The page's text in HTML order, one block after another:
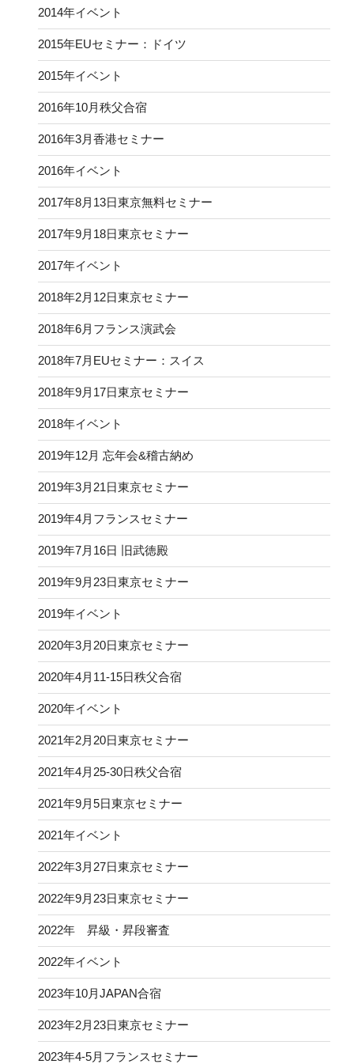
2014年イベント
2015年EUセミナー：ドイツ
2015年イベント
2016年10月秩父合宿
2016年3月香港セミナー
2016年イベント
2017年8月13日東京無料セミナー
2017年9月18日東京セミナー
2017年イベント
2018年2月12日東京セミナー
2018年6月フランス演武会
2018年7月EUセミナー：スイス
2018年9月17日東京セミナー
2018年イベント
2019年12月 忘年会&稽古納め
2019年3月21日東京セミナー
2019年4月フランスセミナー
2019年7月16日 旧武徳殿
2019年9月23日東京セミナー
2019年イベント
2020年3月20日東京セミナー
2020年4月11-15日秩父合宿
2020年イベント
2021年2月20日東京セミナー
2021年4月25-30日秩父合宿
2021年9月5日東京セミナー
2021年イベント
2022年3月27日東京セミナー
2022年9月23日東京セミナー
2022年 昇級・昇段審査
2022年イベント
2023年10月JAPAN合宿
2023年2月23日東京セミナー
2023年4-5月フランスセミナー